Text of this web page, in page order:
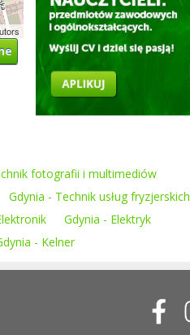
fotografii i multimediów
Gdynia - Technik usług fryzjerskich
Gdynia - Elektryk
- Kelner